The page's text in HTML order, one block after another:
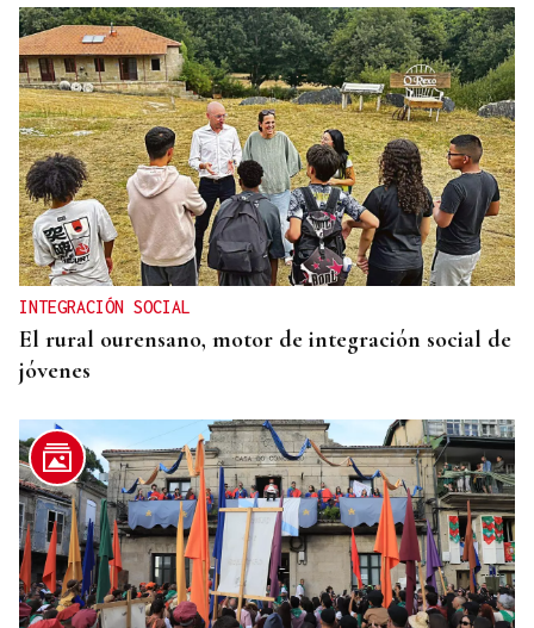
INTEGRACIÓN SOCIAL
El rural ourensano, motor de integración social de
jóvenes